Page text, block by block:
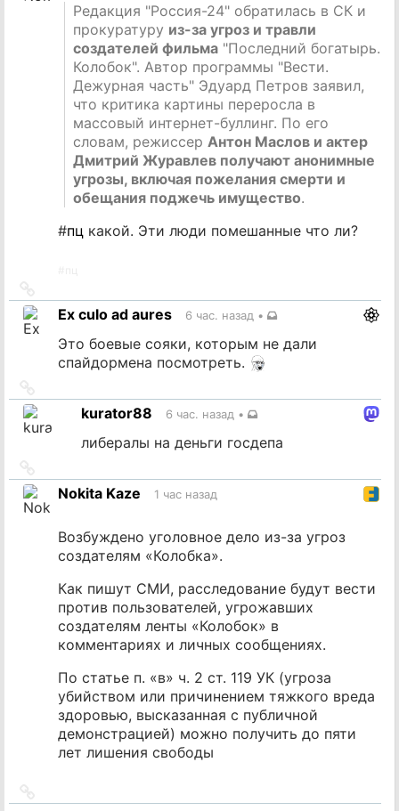
Редакция "Россия-24" обратилась в СК и
прокуратуру из-за угроз и травли
создателей фильма"Последний богатырь.
Колобок". Автор программы "Вести.
Дежурная часть" Эдуард Петров заявил,
что критика картины переросла в
массовый интернет-буллинг. По его
словам, режиссер Антон Маслов и актер
Дмитрий Журавлев получают анонимные
угрозы, включая пожелания смерти и
обещания поджечь имущество.
#пц какой. Эти люди помешанные что ли?
на
источник
Ex culo ad aures 6 час. назад •
Это боевые сояки, которым не дали
спайдормена посмотреть.
на
источникkurator88 6 час. назад •
либералы на деньги госдепа
на
источник
Nokita Kaze 1 час назад
Возбуждено уголовное дело из-за угроз
создателям «Колобка».
Как пишут СМИ, расследование будут вести
против пользователей, угрожавших
создателям ленты «Колобок» в
комментариях и личных сообщениях.
По статье п. «в» ч. 2 ст. 119 УК (угроза
убийством или причинением тяжкого вреда
здоровью, высказанная с публичной
демонстрацией) можно получить до пяти
лет лишения свободы
на